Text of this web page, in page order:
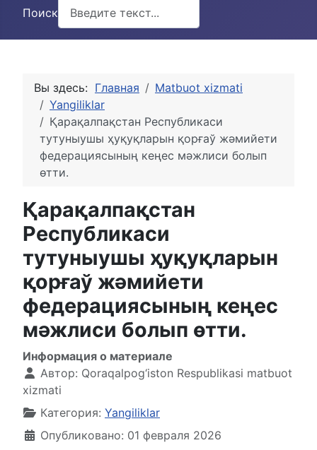
Поиск
Вы здесь: Главная
Matbuot xizmati
Yangiliklar
Қарақалпақстан Республикаси
тутуныушы ҳуқуқларын қорғаў жәмийети
федерациясының кеңес мәжлиси болып
өтти.
Қарақалпақстан
Республикаси
тутуныушы ҳуқуқларын
қорғаў жәмийети
федерациясының кеңес
мәжлиси болып өтти.
Информация о материале
Автор: Qoraqalpog‘iston Respublikasi matbuot
xizmati
Категория: Yangiliklar
Опубликовано: 01 февраля 2026